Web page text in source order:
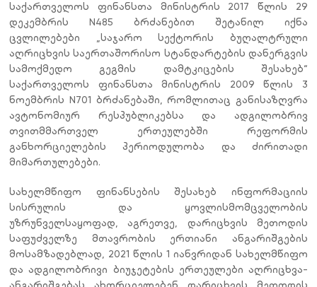
საქართველოს ფინანსთა მინისტრის 2017 წლის 29
დეკემბრის N485 ბრძანებით შეტანილ იქნა
ცვლილებები „საჯარო სექტორის ბუღალტრული
აღრიცხვის საერთაშორისო სტანდარტების დანერგვის
სამოქმედო გეგმის დამტკიცების შესახებ“
საქართველოს ფინანსთა მინისტრის 2009 წლის 3
ნოემბრის N701 ბრძანებაში, რომლითაც განისაზღვრა
ავტონომიურ რესპუბლიკებსა და ადგილობრივ
თვითმმართველ ერთეულებში რეფორმის
განხორციელების პერიოდულობა და ძირითადი
მიმართულებები.
სახელმწიფო ფინანსების შესახებ ინფორმაციის
სისრულის და ყოვლისმომცველობის
უზრუნველსაყოფად, აგრეთვე, დარიცხვის მეთოდის
საფუძველზე მთავრობის ერთიანი ანგარიშგების
მოსამზადებლად, 2021 წლის 1 იანვრიდან სახელმწიფო
და ადგილობრივი ბიუჯეტების ერთეულები აღრიცხვა-